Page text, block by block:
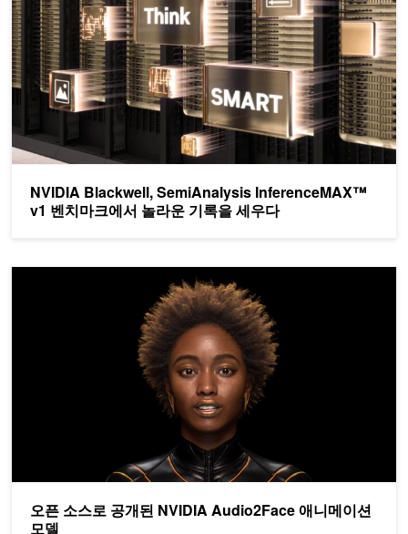
NVIDIA Blackwell, SemiAnalysis InferenceMAX™
v1 벤치마크에서 놀라운 기록을 세우다
오픈 소스로 공개된 NVIDIA Audio2Face 애니메이션
모델
오픈 소스로 공개된 NVIDIA Audio2Face 애니메이션 모델